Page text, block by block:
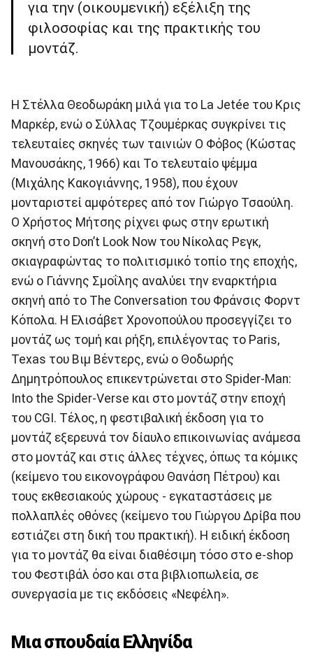
για την (οικουμενική) εξέλιξη της
φιλοσοφίας και της πρακτικής του
μοντάζ.
Η Στέλλα Θεοδωράκη μιλά για το La Jetée του Κρις
Μαρκέρ, ενώ ο Σύλλας Τζουμέρκας συγκρίνει τις
τελευταίες σκηνές των ταινιών Ο Φόβος (Κώστας
Μανουσάκης, 1966) και Το τελευταίο ψέμμα
(Μιχάλης Κακογιάννης, 1958), που έχουν
μονταριστεί αμφότερες από τον Γιώργο Τσαούλη.
Ο Xρήστος Μήτσης ρίχνει φως στην ερωτική
σκηνή στο Don’t Look Now του Νίκολας Ρεγκ,
σκιαγραφώντας το πολιτισμικό τοπίο της εποχής,
ενώ ο Γιάννης Σμοΐλης αναλύει την εναρκτήρια
σκηνή από το The Conversation του Φράνσις Φορντ
Κόπολα. Η Ελισάβετ Χρονοπούλου προσεγγίζει το
μοντάζ ως τομή και ρήξη, επιλέγοντας το Paris,
Texas του Βιμ Βέντερς, ενώ ο Θοδωρής
Δημητρόπουλος επικεντρώνεται στο Spider-Man:
Into the Spider-Verse και στο μοντάζ στην εποχή
του CGI. Τέλος, η φεστιβαλική έκδοση για το
μοντάζ εξερευνά τον δίαυλο επικοινωνίας ανάμεσα
στο μοντάζ και στις άλλες τέχνες, όπως τα κόμικς
(κείμενο του εικονογράφου Θανάση Πέτρου) και
τους εκθεσιακούς χώρους - εγκαταστάσεις με
πολλαπλές οθόνες (κείμενο του Γιώργου Δρίβα που
εστιάζει στη δική του πρακτική). H ειδική έκδοση
για το μοντάζ θα είναι διαθέσιμη τόσο στο e-shop
του Φεστιβάλ όσο και στα βιβλιοπωλεία, σε
συνεργασία με τις εκδόσεις «Νεφέλη».
Μια σπουδαία Ελληνίδα